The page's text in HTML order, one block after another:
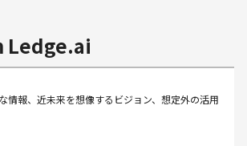
Ledge.ai
情報、近未来を想像するビジョン、想定外の活用